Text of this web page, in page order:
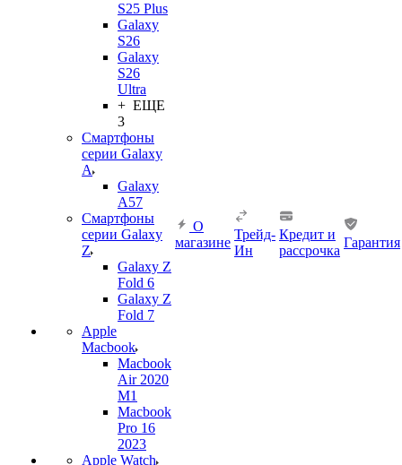
S25 Plus
Galaxy
S26
Galaxy
S26
Ultra
+ ЕЩЕ
3
Смартфоны
серии Galaxy
A
Galaxy
A57
Смартфоны
серии Galaxy
Z
Galaxy Z
Fold 6
Galaxy Z
Fold 7
Apple
Macbook
Macbook
Air 2020
M1
Macbook
Pro 16
2023
Apple Watch
О
магазине
Трейд-
Ин
Кредит и
рассрочка
Гарантия